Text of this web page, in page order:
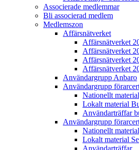
Associerade medlemmar
Bli associerad medlem
Medlemszon
Affärs­nätverket
Affärs­nätverket
Affärs­nätverket
Affärs­nätverket
Affärs­nätverket
Användargrupp Anbaro
Användargrupp
Nationellt
Lokalt material
Användarträffar
Användargrupp
Nationellt
Lokalt material
Användarträffar